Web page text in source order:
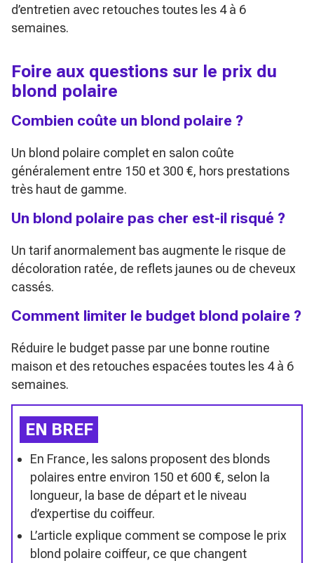
d’entretien avec retouches toutes les 4 à 6
semaines.
Foire aux questions sur le prix du
blond polaire
Combien coûte un blond polaire ?
Un blond polaire complet en salon coûte
généralement entre 150 et 300 €, hors prestations
très haut de gamme.
Un blond polaire pas cher est-il risqué ?
Un tarif anormalement bas augmente le risque de
décoloration ratée, de reflets jaunes ou de cheveux
cassés.
Comment limiter le budget blond polaire ?
Réduire le budget passe par une bonne routine
maison et des retouches espacées toutes les 4 à 6
semaines.
EN BREF
En France, les salons proposent des blonds
polaires entre environ 150 et 600 €, selon la
longueur, la base de départ et le niveau
d’expertise du coiffeur.
L’article explique comment se compose le prix
blond polaire coiffeur, ce que changent